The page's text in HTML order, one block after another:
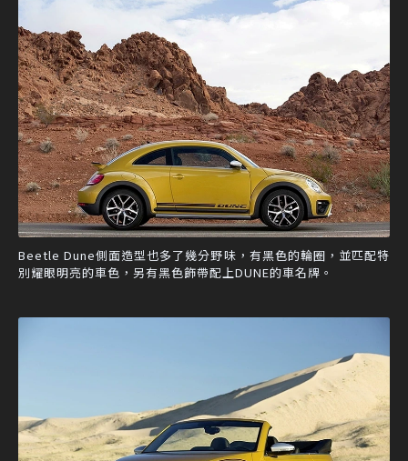
Beetle Dune側面造型也多了幾分野味，有黑色的輪圈，並匹配特
別耀眼明亮的車色，另有黑色飾帶配上DUNE的車名牌。